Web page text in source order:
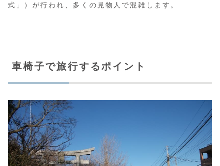
式」）が行われ、多くの見物人で混雑します。
車椅子で旅行するポイント